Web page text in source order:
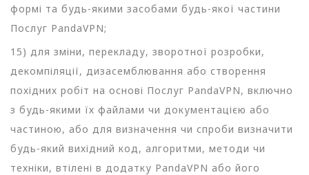
формі та будь-якими засобами будь-якої частини
Послуг PandaVPN;
15) для зміни, перекладу, зворотної розробки,
декомпіляції, дизасемблювання або створення
похідних робіт на основі Послуг PandaVPN, включно
з будь-якими їх файлами чи документацією або
частиною, або для визначення чи спроби визначити
будь-який вихідний код, алгоритми, методи чи
техніки, втілені в додатку PandaVPN або його